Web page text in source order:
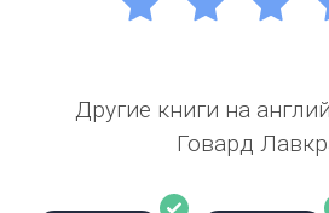
Другие книги на
Говард